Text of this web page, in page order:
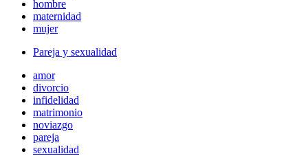
hombre
maternidad
mujer
Pareja y sexualidad
amor
divorcio
infidelidad
matrimonio
noviazgo
pareja
sexualidad